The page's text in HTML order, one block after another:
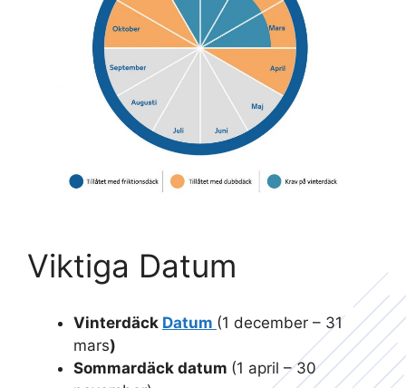
Viktiga Datum
Vinterdäck Datum (1 december – 31
mars)
Sommardäck datum (1 april – 30